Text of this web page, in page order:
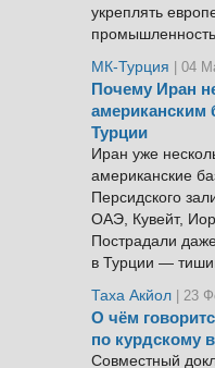
укреплять
МК-Турция
| 04
Почему Иран
американским
Турции
Иран уже
американские
Персидского
ОАЭ, Кувейт,
Пострадали
в Турции —
Таха Акйол | 23
О чём
по курдскому
Совместный